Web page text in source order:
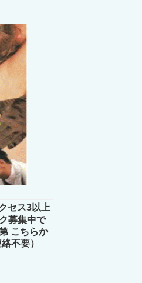
セス3以上
募集中で
こちらか
不要）